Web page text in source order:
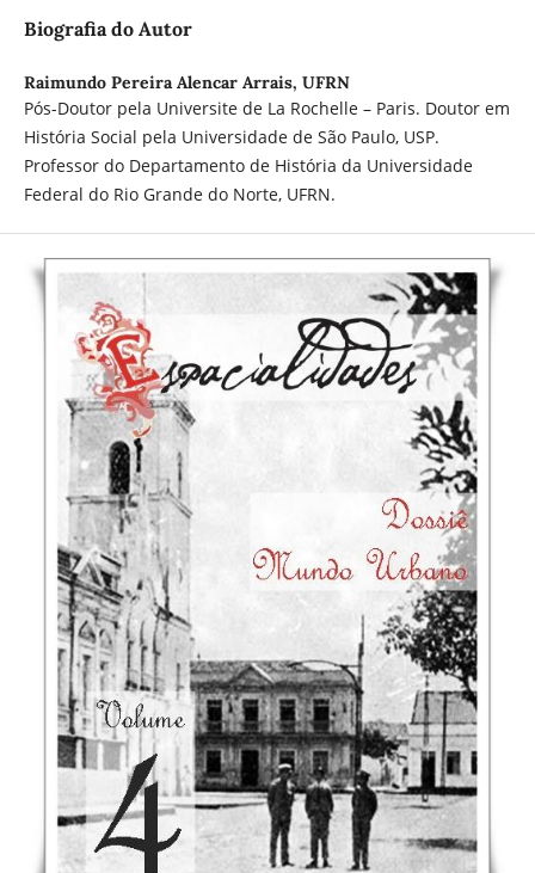
Biografia do Autor
Raimundo Pereira Alencar Arrais, UFRN
Pós-Doutor pela Universite de La Rochelle – Paris. Doutor em
História Social pela Universidade de São Paulo, USP.
Professor do Departamento de História da Universidade
Federal do Rio Grande do Norte, UFRN.